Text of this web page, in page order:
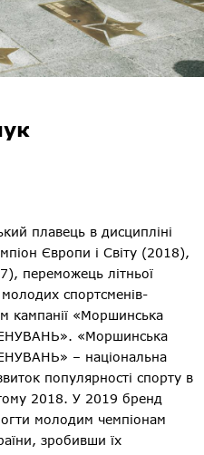
плавець в дисципліні
Європи і Світу (2018),
переможець літньої
спортсменів-
кампанії «Моршинська
«Моршинська
– національна
популярності спорту в
2018. У 2019 бренд
молодим чемпіонам
зробивши їх